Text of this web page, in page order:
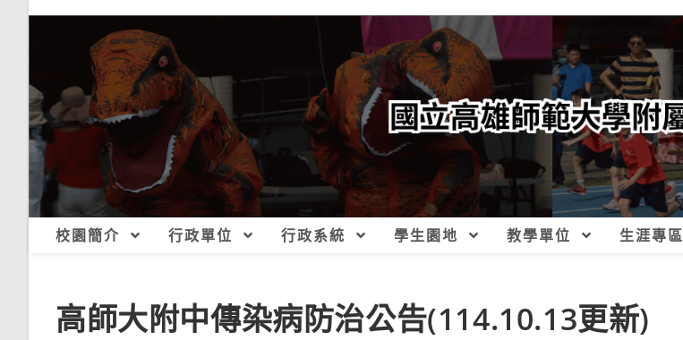
校園簡介 行政單位 行政系統 學生園地 教學單位 生涯專區
高師大附中傳染病防治公告(114.10.13更新)